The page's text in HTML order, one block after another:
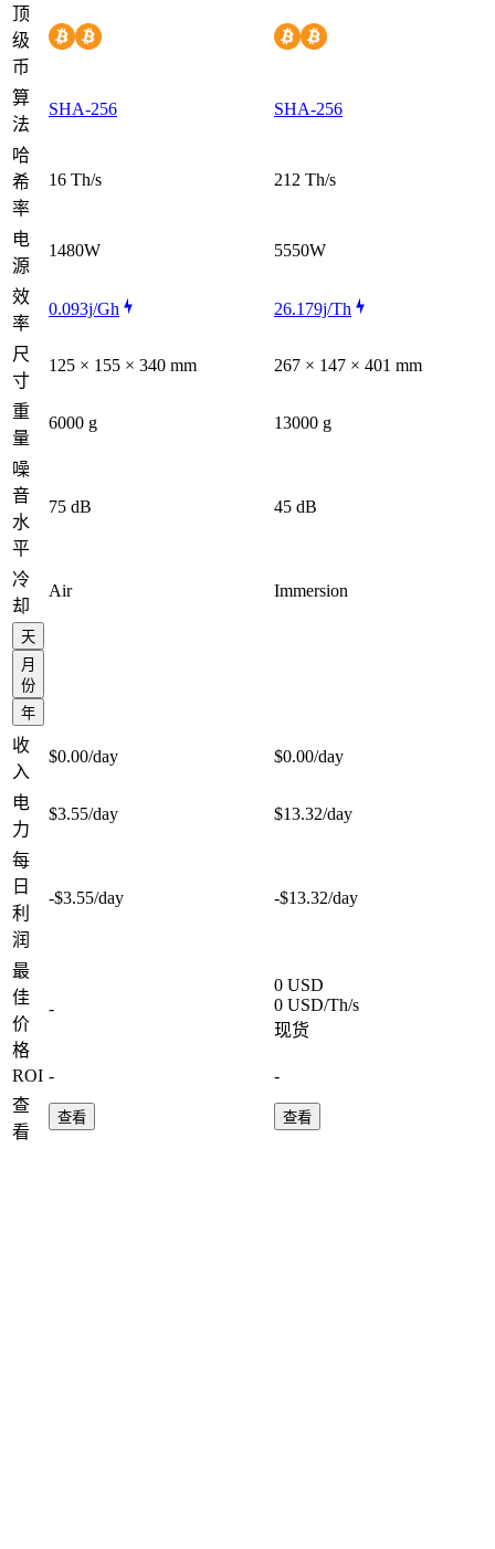
顶
级
币
算
法
SHA-256 SHA-256
哈
希
率
16 Th/s 212 Th/s
电
源
1480W 5550W
效
率
0.093j/Gh 26.179j/Th
尺
寸
125 × 155 × 340 mm 267 × 147 × 401 mm
重
量
6000 g 13000 g
噪
音
水
平
75 dB 45 dB
冷
却
Air Immersion
天
月
份
年
收
入
$0.00/day $0.00/day
电
力
$3.55/day $13.32/day
每
日
利
润
-$3.55/day -$13.32/day
最
佳
价
格
-
0 USD
0 USD/Th/s
现货
ROI -
-
查
看
查看 查看